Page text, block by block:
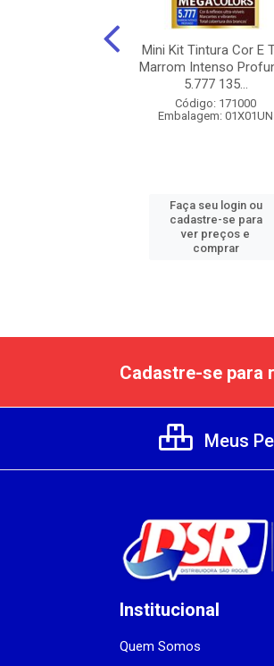
Mini Kit Tintura Cor E
Marrom Intenso
5.777 135...
Código: 171000
Embalagem: 01X01UN
Faça seu login ou
cadastre-se para
ver preços e
comprar
Cadastre-se para
Meus
Institucional
Quem Somos